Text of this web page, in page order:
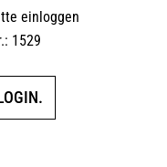
einloggen
1529